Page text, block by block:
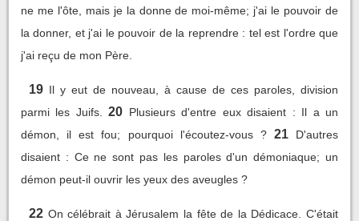
ne me l'ôte, mais je la donne de moi-même; j'ai le pouvoir de
la donner, et j'ai le pouvoir de la reprendre : tel est l'ordre que
j'ai reçu de mon Père.
19 Il y eut de nouveau, à cause de ces paroles, division
parmi les Juifs.
20 Plusieurs d'entre eux disaient : Il a un
démon, il est fou; pourquoi l'écoutez-vous ? 21
D'autres
disaient : Ce ne sont pas les paroles d'un démoniaque; un
démon peut-il ouvrir les yeux des aveugles ?
22 On célébrait à Jérusalem la fête de la Dédicace. C'était